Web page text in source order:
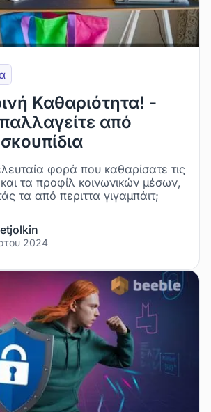
Καθαριότητα! -
από
φορά που καθαρίσατε τις
τα προφίλ κοινωνικών μέσων,
τα από περιττα γιγαμπάιτ;
2024